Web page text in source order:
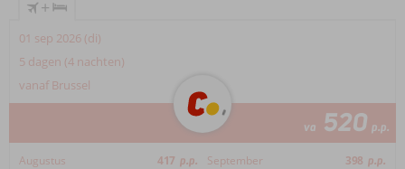
+
01 sep 2026 (di)
5 dagen (4 nachten)
vanaf Brussel
va 520 p.p.
Augustus 417 p.p. September 398 p.p.